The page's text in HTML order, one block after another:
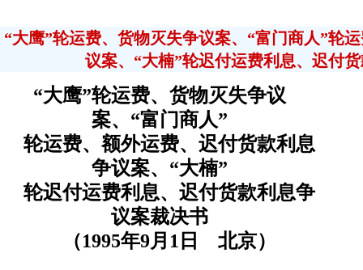
“大鹰”轮运费、货物灭失争议案、“富门商人”轮
议案、“大楠”轮迟付运费利息、迟付
“大鹰”轮运费、货物灭失争议
案、“富门商人”
轮运费、额外运费、迟付货款利息
争议案、“大楠”
轮迟付运费利息、迟付货款利息争
议案裁决书
（1995年9月1日 北京）